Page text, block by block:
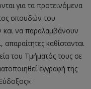
για τα προτεινόμενα
σπουδών του
και να παραλαμβάνουν
καθίστανται
του Τμήματός τους σε
εγγραφή της